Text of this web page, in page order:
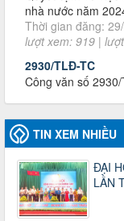
2930/TLĐ-TC
Công văn số
LĐLĐ Việt Nam về
KPCĐ 2% qua tài
Công đoàn năm
Thời gian đăng:
lượt xem: 1067 |
47-TTCĐ/BTGTU
Thông tin chuyên
máy của hệ thống
quả
Thời gian đăng:
lượt xem: 1226 |
TIN XEM NHIỀU
ĐẠI
LẦN